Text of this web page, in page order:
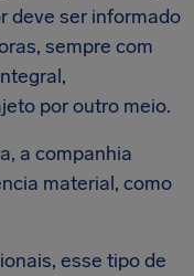
deve ser informado
sempre com
por outro meio.
a companhia
material, como
esse tipo de